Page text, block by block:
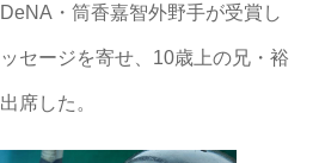
・筒香嘉智外野手が受賞し
セージを寄せ、10歳上の兄・裕
席した。